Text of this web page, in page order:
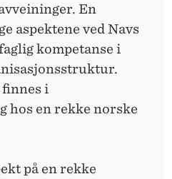
En
aspektene ved Navs
kompetanse i
i
hos en rekke norske
på en rekke